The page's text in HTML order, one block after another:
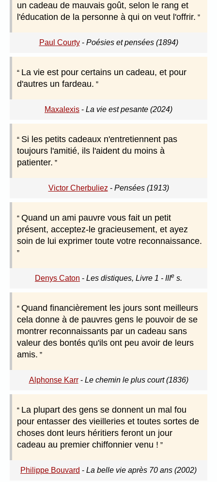
un cadeau de mauvais goût, selon le rang et
l'éducation de la personne à qui on veut l'offrir.
Paul Courty- Poésies et pensées (1894)
La vie est pour certains un cadeau, et pour
d'autres un fardeau.
Maxalexis - La vie est pesante (2024)
Si les petits cadeaux n'entretiennent pas
toujours l'amitié, ils l'aident du moins à
patienter.
Victor Cherbuliez - Pensées (1913)
Quand un ami pauvre vous fait un petit
présent, acceptez-le gracieusement, et ayez
soin de lui exprimer toute votre reconnaissance.
Denys Caton - Les distiques, Livre 1 - IIIe s.
Quand financièrement les jours sont meilleurs
cela donne à de pauvres gens le pouvoir de se
montrer reconnaissants par un cadeau sans
valeur des bontés qu'ils ont peu avoir de leurs
amis.
Alphonse Karr- Le chemin le plus court (1836)
La plupart des gens se donnent un mal fou
pour entasser des vieilleries et toutes sortes de
choses dont leurs héritiers feront un jour
cadeau au premier chiffonnier venu !
Philippe Bouvard - La belle vie après 70 ans (2002)